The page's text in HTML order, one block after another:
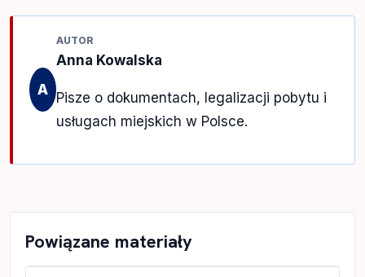
A
AUTOR
Anna Kowalska
Pisze o dokumentach, legalizacji pobytu i
usługach miejskich w Polsce.
Powiązane materiały